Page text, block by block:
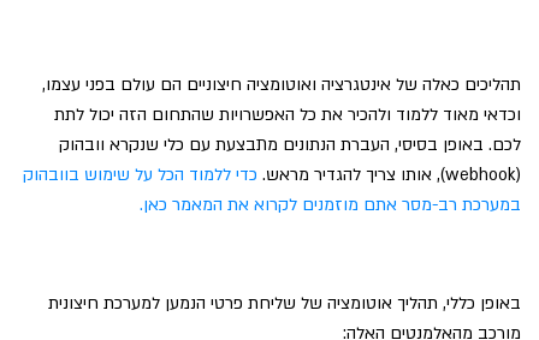
תהליכים כאלה של אינטגרציה ואוטומציה חיצוניים הם עולם בפני עצמו,
וכדאי מאוד ללמוד ולהכיר את כל האפשרויות שהתחום הזה יכול לתת
לכם. באופן בסיסי, העברת הנתונים מתבצעת עם כלי שנקרא וובהוק
(webhook), אותו צריך להגדיר מראש.
כדי ללמוד הכל על שימוש בוובהוק
במערכת רב-מסר אתם מוזמנים לקרוא את המאמר כאן.
באופן כללי, תהליך אוטומציה של שליחת פרטי הנמען למערכת חיצונית
מורכב מהאלמנטים האלה: